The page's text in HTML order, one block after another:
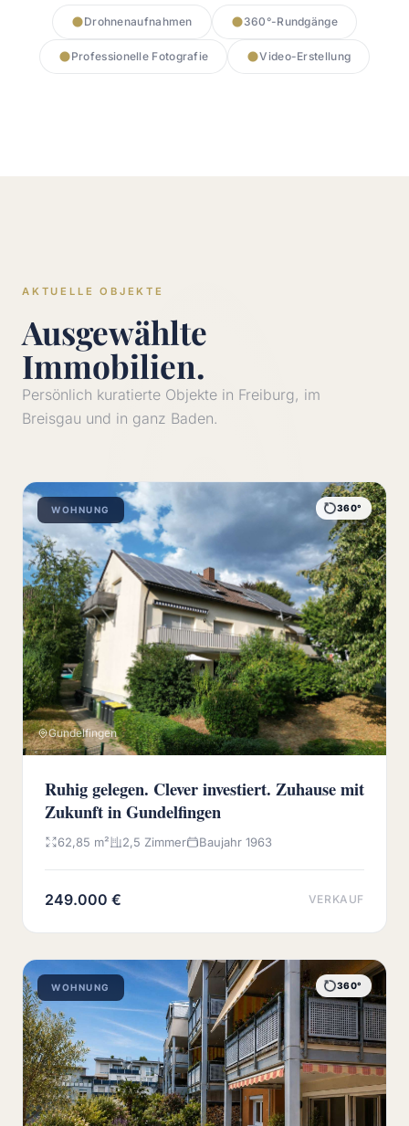
Drohnenaufnahmen 360°-Rundgänge
Professionelle Fotografie Video-Erstellung
AKTUELLE OBJEKTE
Ausgewählte
Immobilien.
Persönlich kuratierte Objekte in Freiburg, im
Breisgau und in ganz Baden.
WOHNUNG 360°
Gundelfingen
Ruhig gelegen. Clever investiert. Zuhause mit
Zukunft in Gundelfingen
62,85 m² 2,5 Zimmer Baujahr 1963
249.000 € VERKAUF
WOHNUNG 360°